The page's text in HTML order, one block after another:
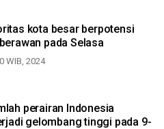
kota besar berpotensi
pada Selasa
WIB, 2024
perairan Indonesia
gelombang tinggi pada 9-